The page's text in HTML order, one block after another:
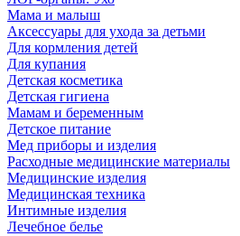
Мама и малыш
Аксессуары для ухода за детьми
Для кормления детей
Для купания
Детская косметика
Детская гигиена
Мамам и беременным
Детское питание
Мед приборы и изделия
Расходные медицинские материалы
Медицинские изделия
Медицинская техника
Интимные изделия
Лечебное белье